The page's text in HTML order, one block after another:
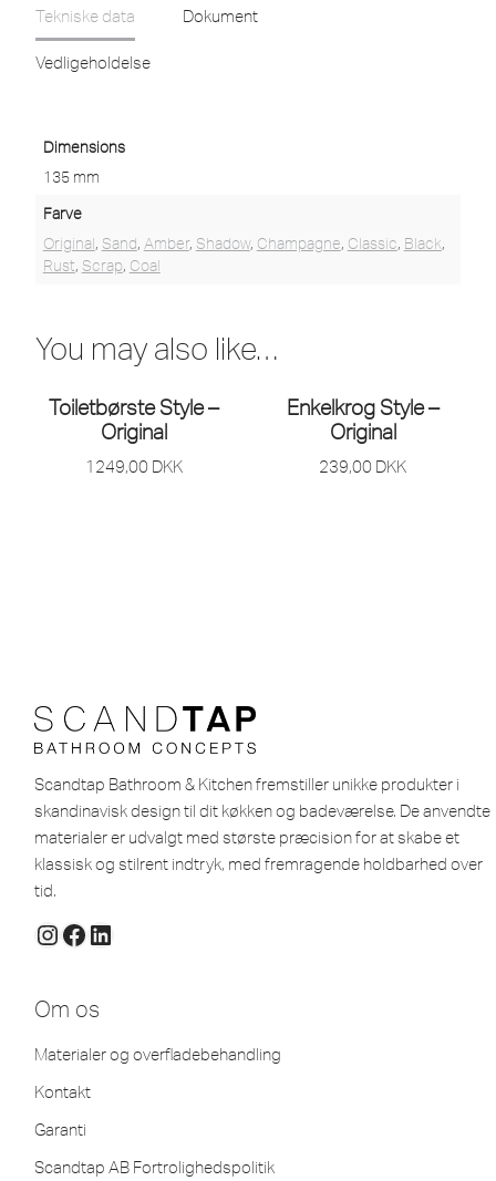
Tekniske data Dokument
Vedligeholdelse
Dimensions
135 mm
Farve
Original, Sand, Amber, Shadow, Champagne, Classic, Black,
Rust, Scrap, Coal
You may also like…
Toiletbørste Style –
Original
1249,00 DKK
Enkelkrog Style –
Original
239,00 DKK
Scandtap Bathroom & Kitchen fremstiller unikke produkter i
skandinavisk design til dit køkken og badeværelse. De anvendte
materialer er udvalgt med største præcision for at skabe et
klassisk og stilrent indtryk, med fremragende holdbarhed over
tid.
Om os
Materialer og overfladebehandling
Kontakt
Garanti
Scandtap AB Fortrolighedspolitik